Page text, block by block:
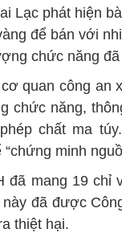
Lạc phát hiện
để bán với
chức năng
quan công an
chức năng,
chất ma
minh
đã mang 19 chỉ
đã được
thiệt hại.